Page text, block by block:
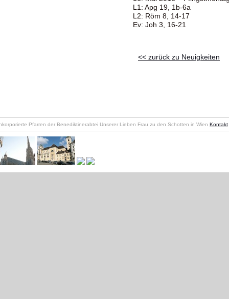
L1: Apg 19, 1b-6a
L2: Röm 8, 14-17
Ev: Joh 3, 16-21
<< zurück zu Neuigkeiten
Pfarren der Benediktinerabtei Unserer Lieben Frau zu den Schotten in Wien Kontakt